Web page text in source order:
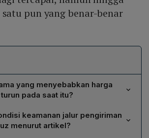
pun yang benar-benar
yang menyebabkan harga
pada saat itu?
minyak dunia dipicu oleh sinyal
damai antara Amerika Serikat dan
keamanan jalur pengiriman
menurut artikel?